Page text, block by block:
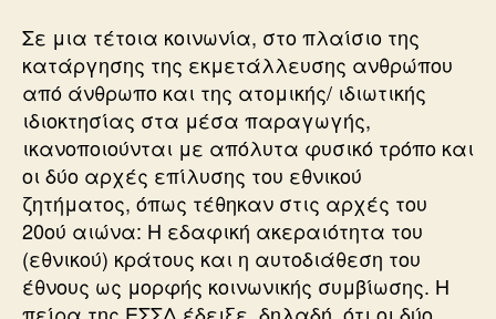
Σε μια τέτοια κοινωνία, στο πλαίσιο της
κατάργησης της εκμετάλλευσης ανθρώπου
από άνθρωπο και της ατομικής/ ιδιωτικής
ιδιοκτησίας στα μέσα παραγωγής,
ικανοποιούνται με απόλυτα φυσικό τρόπο και
οι δύο αρχές επίλυσης του εθνικού
ζητήματος, όπως τέθηκαν στις αρχές του
20ού αιώνα: Η εδαφική ακεραιότητα του
(εθνικού) κράτους και η αυτοδιάθεση του
έθνους ως μορφής κοινωνικής συμβίωσης. Η